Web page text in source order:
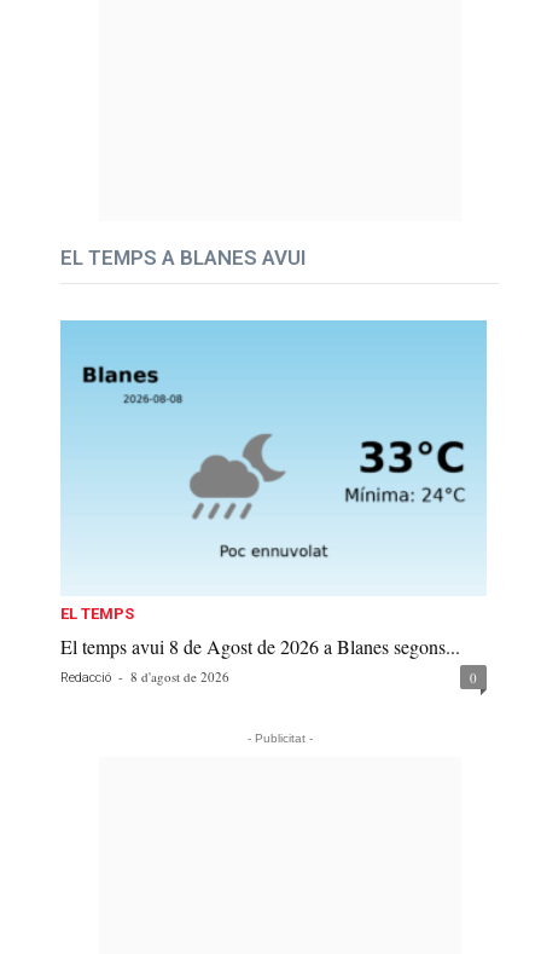
EL TEMPS A BLANES AVUI
EL TEMPS
El temps avui 8 de Agost de 2026 a Blanes segons...
Redacció - 8 d'agost de 2026 0
- Publicitat -